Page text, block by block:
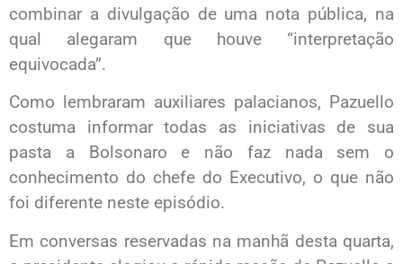
combinar a divulgação de uma nota pública, na
qual alegaram que houve “interpretação
equivocada”.
Como lembraram auxiliares palacianos, Pazuello
costuma informar todas as iniciativas de sua
pasta a Bolsonaro e não faz nada sem o
conhecimento do chefe do Executivo, o que não
foi diferente neste episódio.
​Em conversas reservadas na manhã desta quarta,